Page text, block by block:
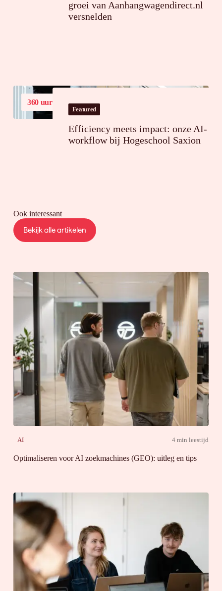
groei van Aanhangwagendirect.nl
versnelden
360 uurtijdsbesparing op jaarbasis
Featured
Efficiency meets impact: onze AI-
workflow bij Hogeschool Saxion
Ook interessant
Bekijk alle artikelen
AI 4 min leestijd
Optimaliseren voor AI zoekmachines (GEO): uitleg en tips